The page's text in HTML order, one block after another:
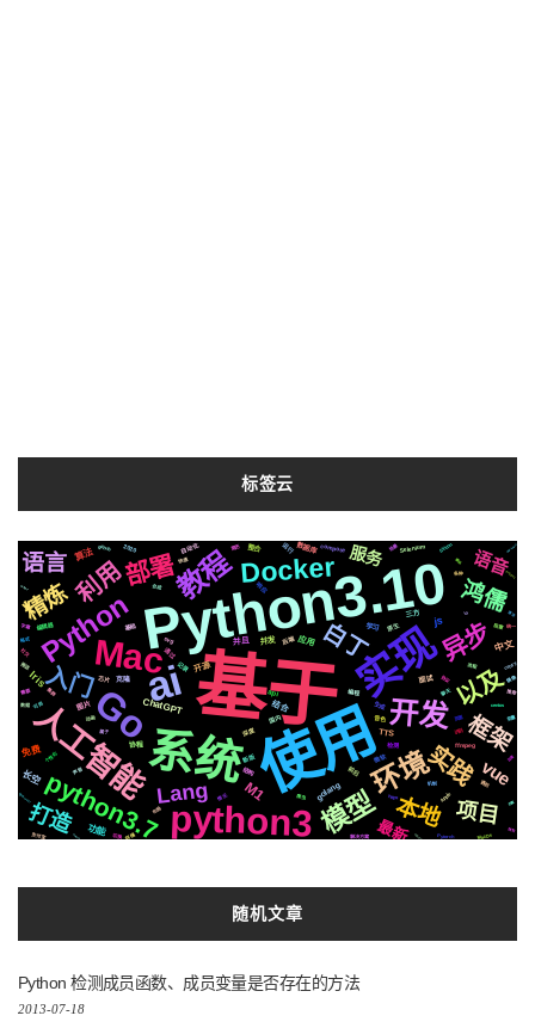
标签云
基于
使用
Python3.10
系统
ai 实现
Go
python3
Mac
人工智能 开发
环境
教程
Python
模型
Docker
python3.7
异步
部署
以及
利用
实践
入门
框架
本地
白丁
鸿儒
精炼
语言
项目
Lang
打造
语音
vue
服务
最新
M1
js
Iris
中文
免费
ChatGPT
长空
算法
功能
结合
并发
开源
并且 应用
golang
TTS
学习
克隆
协程
面试
api
三方
图片
数据库
整合
国内
后端
深度
记录
编程
Selenium
通过
新版
svg
生成
结构
运行
自动化
音色
响应
ffmpeg
compose
原生
芯片
前后
检测
编辑器 基础
2020
微软
动画
爬虫
属于
情况
协议
io
聊天
合成
页面
https
Pytorch MacOs
支付宝
简历
快速
布局
个性化
识别
集群
流程
可用
声音
机制
社交
数据 centos
推送
需要
解决方案
格式
字幕
变量
推荐
celery
场景
阻塞
镜像
Apple
各种
存储
Silicon
遇到
统一
github
切换
方案
钱包
user
百度
模拟
语法
Spleeter
Sublime
Rabbitmq3.7
Tornado6.1
Redisearch
随机文章
Python 检测成员函数、成员变量是否存在的方法
2013-07-18